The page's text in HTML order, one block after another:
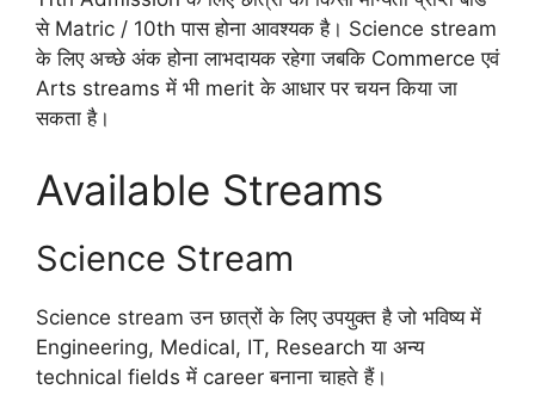
से Matric / 10th पास होना आवश्यक है। Science stream
के लिए अच्छे अंक होना लाभदायक रहेगा जबकि Commerce एवं
Arts streams में भी merit के आधार पर चयन किया जा
सकता है।
Available Streams
Science Stream
Science stream उन छात्रों के लिए उपयुक्त है जो भविष्य में
Engineering, Medical, IT, Research या अन्य
technical fields में career बनाना चाहते हैं।